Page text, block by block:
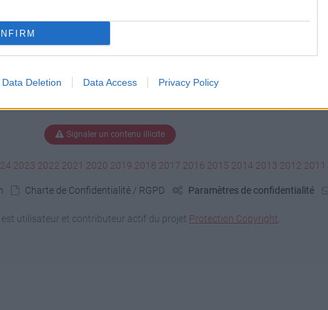
Data Deletion Data Access Privacy Policy
Signaler un contenu illicite
2023 2022 2021 2020 2019 2018 2017 2016 2015 2014 2013 2012 2011
Charte de Confidentialité / RGPD Paramètres de confidentialité
est utilisateur et contributeur actif du projet Protection Copyright